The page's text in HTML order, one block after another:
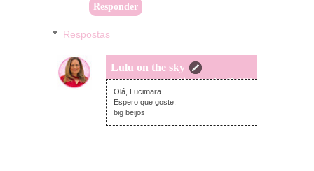
Responder
Respostas
Lulu on the sky
segunda-feira, dezembro 25, 2023
Olá, Lucimara.
Espero que goste.
big beijos